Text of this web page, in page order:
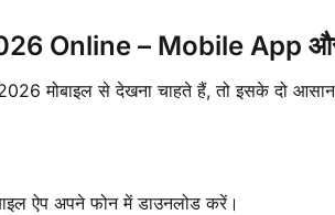
Online – Mobile App
मोबाइल से देखना चाहते हैं, तो इसके दो आसान
ऐप अपने फोन में डाउनलोड करें।